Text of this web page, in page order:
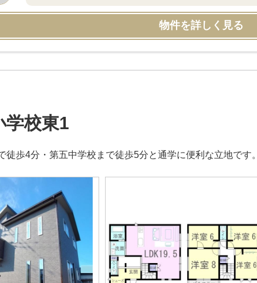
物件を詳しく見る
学校東1
徒歩4分・第五中学校まで徒歩5分と通学に便利な立地です。